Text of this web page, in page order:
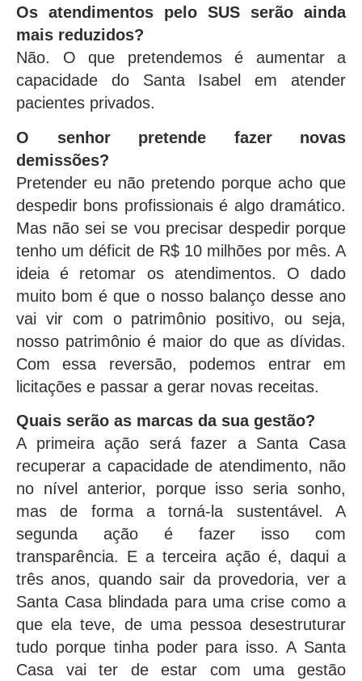
Os atendimentos pelo SUS serão ainda
mais reduzidos?
Não. O que pretendemos é aumentar a
capacidade do Santa Isabel em atender
pacientes privados.
O senhor pretende fazer novas
demissões?
Pretender eu não pretendo porque acho que
despedir bons profissionais é algo dramático.
Mas não sei se vou precisar despedir porque
tenho um déficit de R$ 10 milhões por mês. A
ideia é retomar os atendimentos. O dado
muito bom é que o nosso balanço desse ano
vai vir com o patrimônio positivo, ou seja,
nosso patrimônio é maior do que as dívidas.
Com essa reversão, podemos entrar em
licitações e passar a gerar novas receitas.
Quais serão as marcas da sua gestão?
A primeira ação será fazer a Santa Casa
recuperar a capacidade de atendimento, não
no nível anterior, porque isso seria sonho,
mas de forma a torná-la sustentável. A
segunda ação é fazer isso com
transparência. E a terceira ação é, daqui a
três anos, quando sair da provedoria, ver a
Santa Casa blindada para uma crise como a
que ela teve, de uma pessoa desestruturar
tudo porque tinha poder para isso. A Santa
Casa vai ter de estar com uma gestão